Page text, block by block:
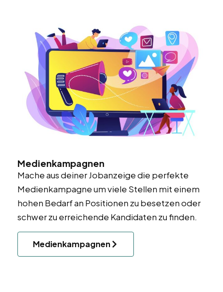
Medienkampagnen
Mache aus deiner Jobanzeige die perfekte
Medienkampagne um viele Stellen mit einem
hohen Bedarf an Positionen zu besetzen oder
schwer zu erreichende Kandidaten zu finden.
Medienkampagnen